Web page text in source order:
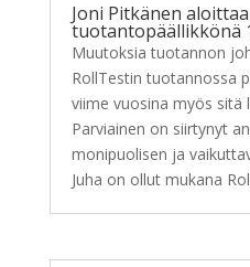
Joni Pitkänen aloittaa
tuotantopäällikkönä
Muutoksia tuotannon
RollTestin tuotannossa
viime vuosina myös sitä
Parviainen on siirtynyt
monipuolisen ja
Juha on ollut mukana